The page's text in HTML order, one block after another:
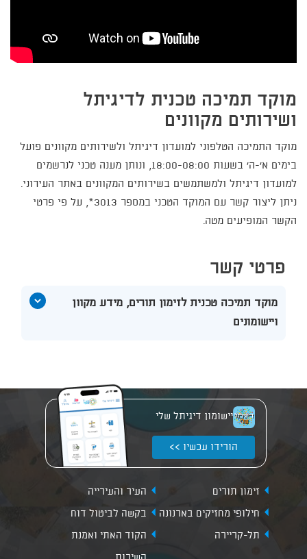
מוקד תמיכה טכנית לדיגיתל
ושירותים מקוונים
מוקד התמיכה הטלפוני למועדון דיגיתל ולשירותים מקוונים פועל
בימים א'-ה' בשעות 18:00-08:00, ונותן מענה טכני לנרשמים
למועדון דיגיתל ולמשתמשים בשירותים המקוונים באתר העירוני.
ניתן ליצור קשר עם המוקד הטכני במספר 3013*, על פי פרטי
הקשר המופיעים מטה.
פרטי קשר
הצג
תוכן
תורים,
מוקד תמיכה טכנית לזימון תורים, מידע מקוון
ויישומונים
יישומון דיגיתל שלי
הורידו עכשיו >>
זימון תורים
העיר והעירייה
חילופי מחזיקים בארנונה
בקשה לביטול דוח
תל-קריירה
הקוד האתי ואמנת